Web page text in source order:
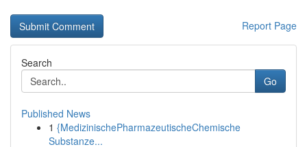
Report Page
Search
Go
Published News
1 {MedizinischePharmazeutischeChemische
Substanze...